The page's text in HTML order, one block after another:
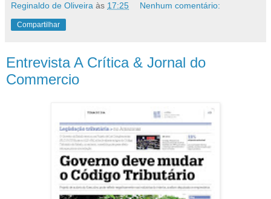
Reginaldo de Oliveira às 17:25 Nenhum comentário:
Compartilhar
Entrevista A Crítica & Jornal do
Commercio